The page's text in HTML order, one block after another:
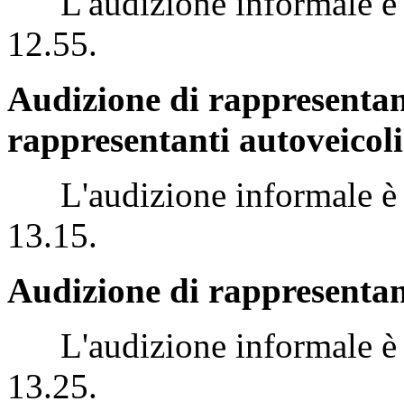
12.55.
Audizione di
rappresentanti
L'audizione informale è
13.15.
Audizione di
L'audizione informale è
13.25.